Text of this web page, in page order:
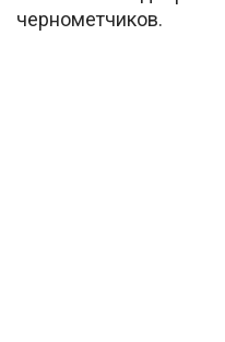
чернометчиков.